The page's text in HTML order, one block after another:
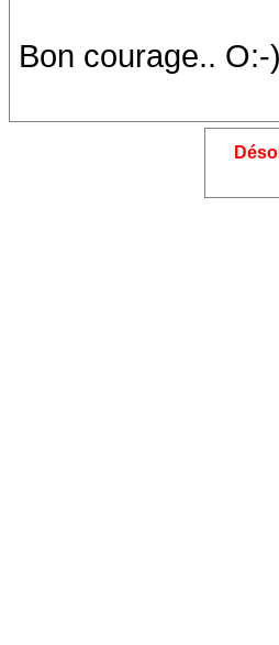
Bon courage.. O:-)